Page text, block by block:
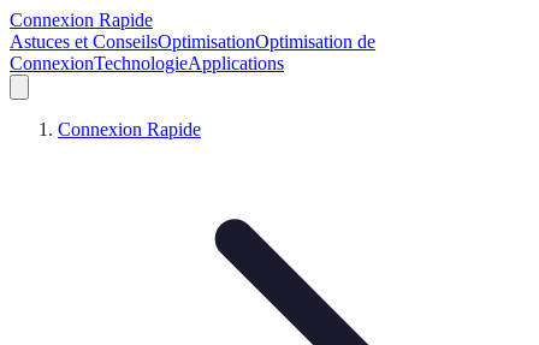
Connexion Rapide
Astuces et ConseilsOptimisationOptimisation de
ConnexionTechnologieApplications
Connexion Rapide